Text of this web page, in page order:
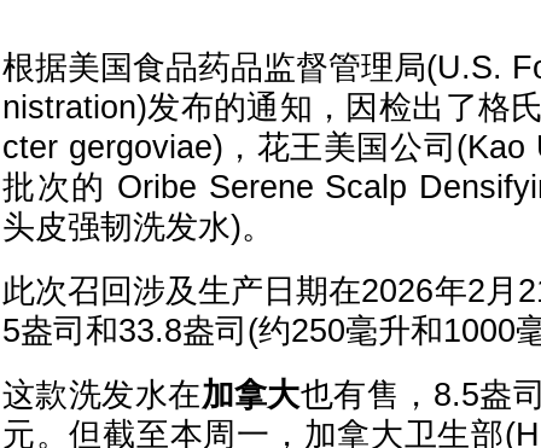
根据美国食品药品监督管理局(U.S.
nistration)发布的通知，因检出了格
cter gergoviae)，花王美国公司(Kao
批次的 Oribe Serene Scalp
头皮强韧洗发水)。
此次召回涉及生产日期在2026年2月
5盎司和33.8盎司(约250毫升和1000
这款洗发水在加拿大也有售，8.5盎
元。但截至本周一，加拿大卫生部